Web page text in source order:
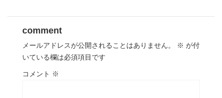
comment
メールアドレスが公開されることはありません。 ※ が付
いている欄は必須項目です
コメント ※